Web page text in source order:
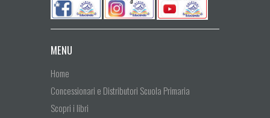
MENU
Home
Concessionari e Distributori Scuola Primaria
Scopri i libri